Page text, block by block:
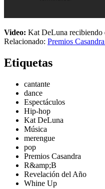
Video: Kat DeLuna recibiendo
Relacionado: Premios
Etiquetas
cantante
dance
Espectáculos
Hip-hop
Kat DeLuna
Música
merengue
pop
Premios Casandra
R&amp;B
Revelación del Año
Whine Up